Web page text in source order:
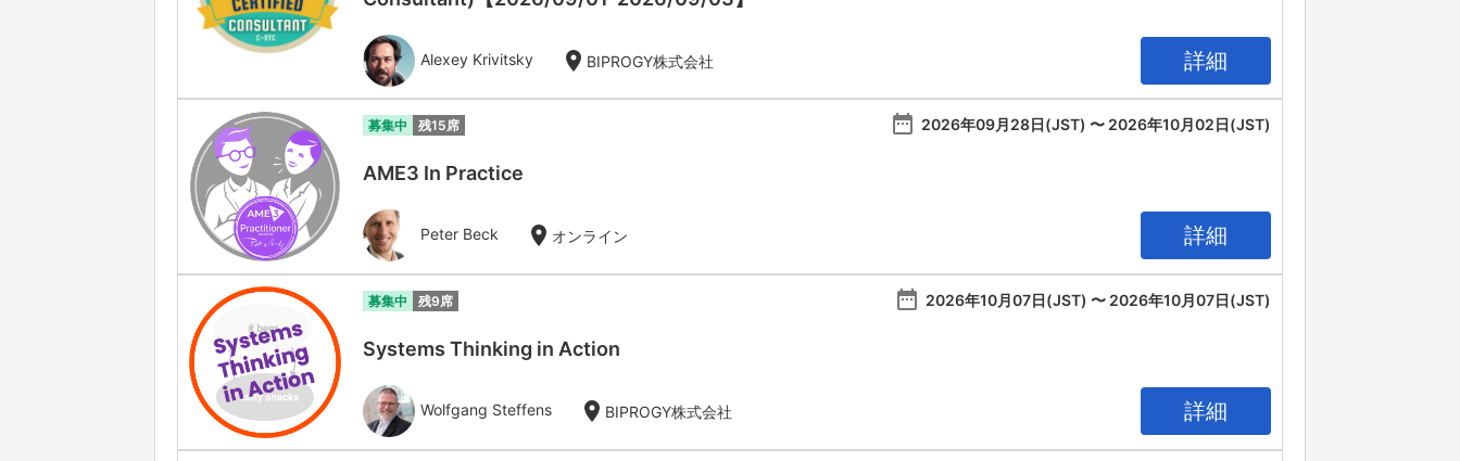
Alexey Krivitsky location_on BIPROGY株式会社 詳細
募集中 残15席 date_range 2026年09月28日(JST) 〜 2026年10月02日(JST)
AME3 In Practice
Peter Beck location_on オンライン 詳細
募集中 残9席 date_range 2026年10月07日(JST) 〜 2026年10月07日(JST)
Systems Thinking in Action
Wolfgang Steffens location_on BIPROGY株式会社 詳細